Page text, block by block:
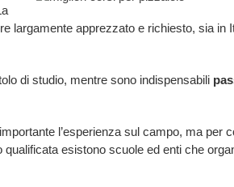
largamente apprezzato e richiesto, sia in
di studio, mentre sono indispensabili
l’esperienza sul campo, ma per
esistono scuole ed enti che